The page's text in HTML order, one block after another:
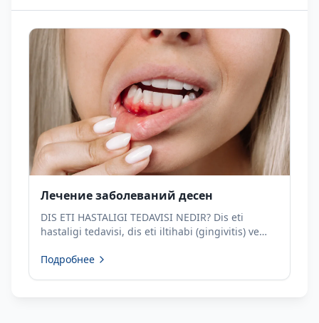
Лечение заболеваний десен
DIS ETI HASTALIGI TEDAVISI NEDIR? Dis eti
hastaligi tedavisi, dis eti iltihabi (gingivitis) ve
altina alinmasini amaclayan profesyonel dis
Подробнее